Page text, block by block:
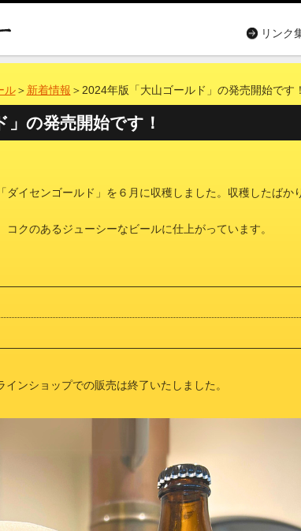
リンク
ル＞ 新着情報 ＞2024年版「大山ゴールド」の発売開始です！
の発売開始です！
ダイセンゴールド」を６月に収穫しました。収穫したばか
クのあるジューシーなビールに仕上がっています。
インショップでの販売は終了いたしました。